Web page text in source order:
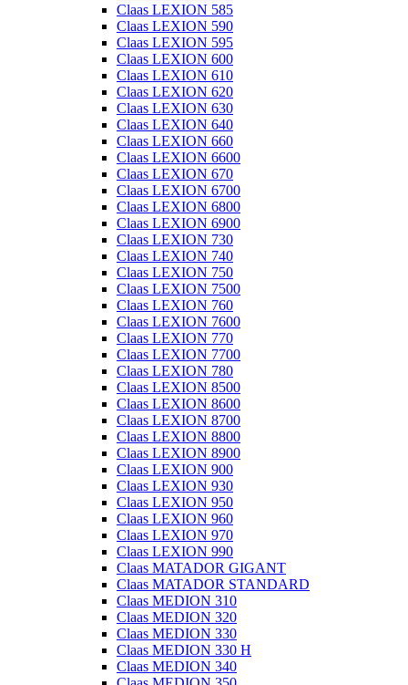
Claas LEXION 585
Claas LEXION 590
Claas LEXION 595
Claas LEXION 600
Claas LEXION 610
Claas LEXION 620
Claas LEXION 630
Claas LEXION 640
Claas LEXION 660
Claas LEXION 6600
Claas LEXION 670
Claas LEXION 6700
Claas LEXION 6800
Claas LEXION 6900
Claas LEXION 730
Claas LEXION 740
Claas LEXION 750
Claas LEXION 7500
Claas LEXION 760
Claas LEXION 7600
Claas LEXION 770
Claas LEXION 7700
Claas LEXION 780
Claas LEXION 8500
Claas LEXION 8600
Claas LEXION 8700
Claas LEXION 8800
Claas LEXION 8900
Claas LEXION 900
Claas LEXION 930
Claas LEXION 950
Claas LEXION 960
Claas LEXION 970
Claas LEXION 990
Claas MATADOR GIGANT
Claas MATADOR STANDARD
Claas MEDION 310
Claas MEDION 320
Claas MEDION 330
Claas MEDION 330 H
Claas MEDION 340